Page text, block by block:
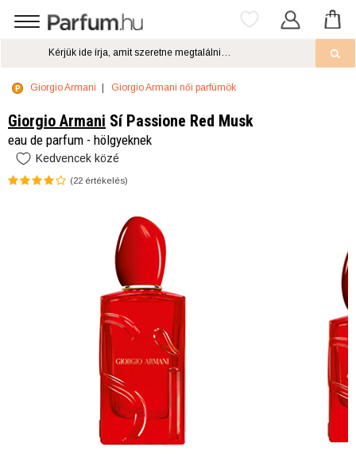
Giorgio Armani Giorgio Armani női parfümök
Giorgio Armani Sí Passione Red Musk
eau de parfum - hölgyeknek
Kedvencek közé
(22 értékelés)